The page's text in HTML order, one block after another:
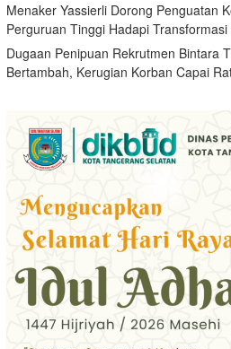
Menaker Yassierli Dorong Penguatan
Perguruan Tinggi Hadapi
Dugaan Penipuan Rekrutmen Bintara
Bertambah, Kerugian Korban Capai